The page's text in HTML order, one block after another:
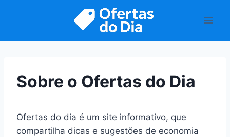
Sobre o Ofertas do Dia
Ofertas do dia é um site informativo, que
compartilha dicas e sugestões de economia